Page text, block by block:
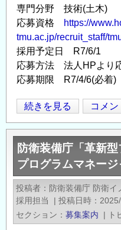
員
公
募
情
報
に
係
る
調
査・
研
究
に
対
す
る
助
成」
に
つ
専門分野 技術(土木)
応募資格
https://
tmu.ac.jp/recruit_staff/
採用予定日 R7/6/1
応募方法 法人HPより
応募期限 R7/4/6(必着)
東
京
都
立
大
学
都
市
環
続きを見る コメ
防衛装備庁「革新
プログラムマネー
投稿者
防衛装備庁 防衛
採用担当
| 投稿日時
セクション
募集案内 | ト